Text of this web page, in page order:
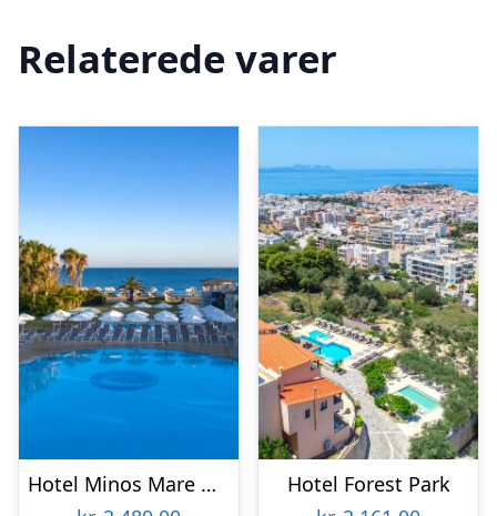
Relaterede varer
Hotel Minos Mare Beach
Hotel Forest Park